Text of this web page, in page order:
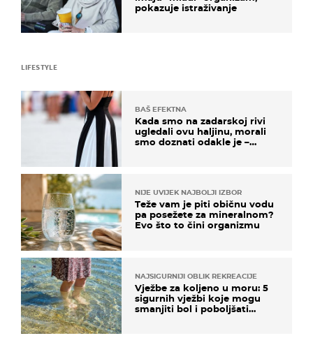
pokazuje istraživanje
LIFESTYLE
BAŠ EFEKTNA
Kada smo na zadarskoj rivi
ugledali ovu haljinu, morali
smo doznati odakle je –
NIJE UVIJEK NAJBOLJI IZBOR
Teže vam je piti običnu vodu
pa posežete za mineralnom?
Evo što to čini organizmu
NAJSIGURNIJI OBLIK REKREACIJE
Vježbe za koljeno u moru: 5
sigurnih vježbi koje mogu
smanjiti bol i poboljšati